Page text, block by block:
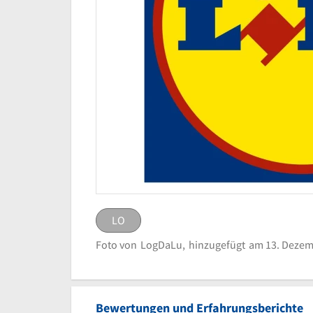
Logo Lidl Vertriebs-
LO
eingestellt vonLogDaLu
LO
Foto von LogDaLu, hinzugefügt am 13.
Bewertungen und Erfahrungsberichte